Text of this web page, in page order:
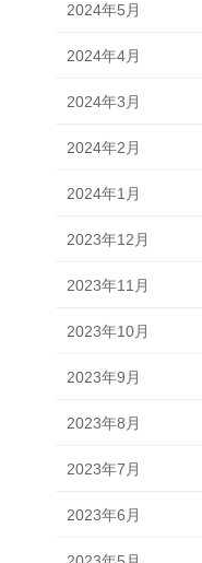
2024年5月
2024年4月
2024年3月
2024年2月
2024年1月
2023年12月
2023年11月
2023年10月
2023年9月
2023年8月
2023年7月
2023年6月